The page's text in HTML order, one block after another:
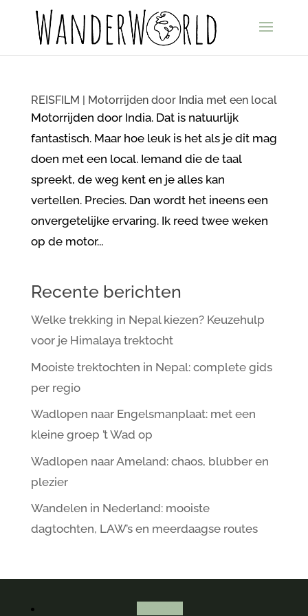
REISFILM | Motorrijden door India met een local
Motorrijden door India. Dat is natuurlijk
fantastisch. Maar hoe leuk is het als je dit mag
doen met een local. Iemand die de taal
spreekt, de weg kent en je alles kan
vertellen. Precies. Dan wordt het ineens een
onvergetelijke ervaring. Ik reed twee weken
op de motor...
Recente berichten
Welke trekking in Nepal kiezen? Keuzehulp
voor je Himalaya trektocht
Mooiste trektochten in Nepal: complete gids
per regio
Wadlopen naar Engelsmanplaat: met een
kleine groep ’t Wad op
Wadlopen naar Ameland: chaos, blubber en
plezier
Wandelen in Nederland: mooiste
dagtochten, LAW’s en meerdaagse routes